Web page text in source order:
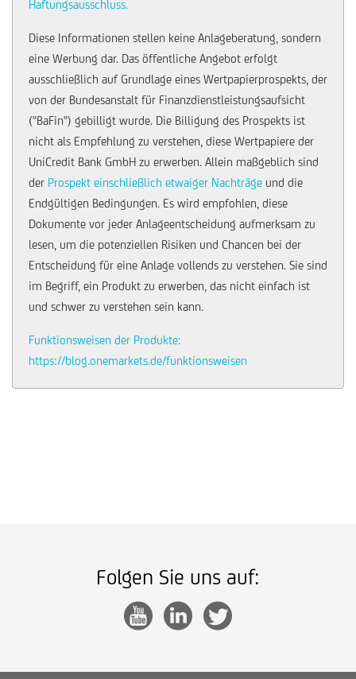
Haftungsausschluss.
Diese Informationen stellen keine Anlageberatung, sondern
eine Werbung dar. Das öffentliche Angebot erfolgt
ausschließlich auf Grundlage eines Wertpapierprospekts, der
von der Bundesanstalt für Finanzdienstleistungsaufsicht
("BaFin") gebilligt wurde. Die Billigung des Prospekts ist
nicht als Empfehlung zu verstehen, diese Wertpapiere der
UniCredit Bank GmbH zu erwerben. Allein maßgeblich sind
der Prospekt einschließlich etwaiger Nachträge und die
Endgültigen Bedingungen. Es wird empfohlen, diese
Dokumente vor jeder Anlageentscheidung aufmerksam zu
lesen, um die potenziellen Risiken und Chancen bei der
Entscheidung für eine Anlage vollends zu verstehen. Sie sind
im Begriff, ein Produkt zu erwerben, das nicht einfach ist
und schwer zu verstehen sein kann.
Funktionsweisen der Produkte:
https://blog.onemarkets.de/funktionsweisen
Folgen Sie uns auf: